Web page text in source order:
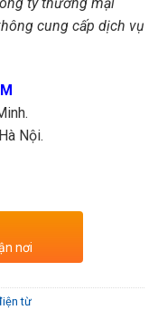
cung cấp dịch vụ
Nội.
nơi
từ